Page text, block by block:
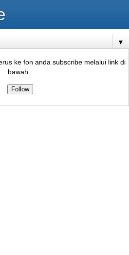
▼
ke fon anda subscribe melalui link di
bawah :